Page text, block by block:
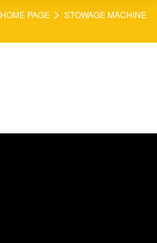
HOME PAGE > STOWAGE MACHINE